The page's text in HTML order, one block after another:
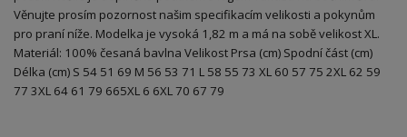
Věnujte prosím pozornost našim specifikacím velikosti a pokynům
pro praní níže. Modelka je vysoká 1,82 m a má na sobě velikost XL.
Materiál: 100% česaná bavlna Velikost Prsa (cm) Spodní část (cm)
Délka (cm) S 54 51 69 M 56 53 71 L 58 55 73 XL 60 57 75 2XL 62 59
77 3XL 64 61 79 665XL 6 6XL 70 67 79